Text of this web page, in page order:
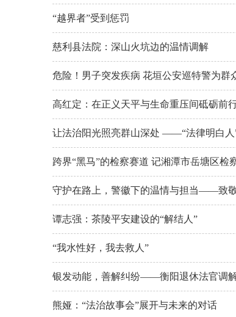
“越界者”受到惩罚
慈利县法院：深山火坑边的温情调解
危险！男子突发疾病 花垣公安巡特警为群
高红定：在正义天平与生命重压间砥砺前
让法治阳光照亮群山深处 ——“法律明白人
跨界“黑马”的检察赛道 记湘潭市岳塘区检
守护在路上，警徽下的温情与担当——致
谭志强：茶陵平安建设的“解结人”
“我水性好，我去救人”
银发动能，善解纠纷——衡阳退休法官调
熊娅：“法治故事会”展开与未来的对话